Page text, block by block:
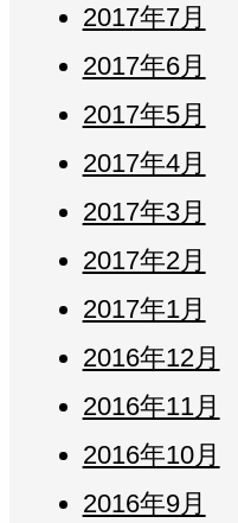
2017年7月
2017年6月
2017年5月
2017年4月
2017年3月
2017年2月
2017年1月
2016年12月
2016年11月
2016年10月
2016年9月